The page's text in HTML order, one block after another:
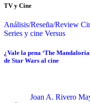
TV y Cine
Análisis/Reseña/Review
Series y cine Versus
¿Vale la pena ‘The
de Star Wars al cine
Joan A. Rivero